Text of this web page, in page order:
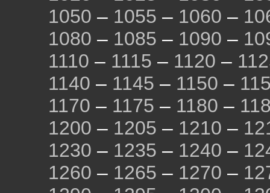
1050 – 1055 – 1060 –
1080 – 1085 – 1090 –
1110 – 1115 – 1120 –
1140 – 1145 – 1150 –
1170 – 1175 – 1180 –
1200 – 1205 – 1210 –
1230 – 1235 – 1240 –
1260 – 1265 – 1270 –